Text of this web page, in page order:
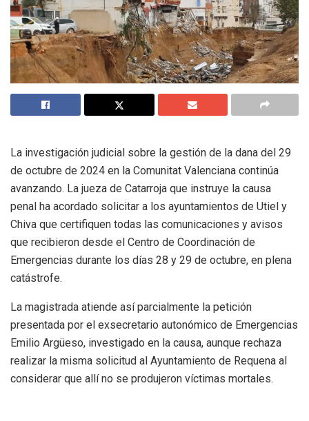
La investigación judicial sobre la gestión de la dana del 29
de octubre de 2024 en la Comunitat Valenciana continúa
avanzando. La jueza de Catarroja que instruye la causa
penal ha acordado solicitar a los ayuntamientos de Utiel y
Chiva que certifiquen todas las comunicaciones y avisos
que recibieron desde el Centro de Coordinación de
Emergencias durante los días 28 y 29 de octubre, en plena
catástrofe.
La magistrada atiende así parcialmente la petición
presentada por el exsecretario autonómico de Emergencias
Emilio Argüeso, investigado en la causa, aunque rechaza
realizar la misma solicitud al Ayuntamiento de Requena al
considerar que allí no se produjeron víctimas mortales.